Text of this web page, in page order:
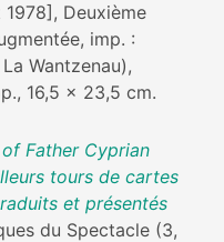
Deuxième
imp. :
Wantzenau),
16,5 x 23,5 cm.
Father Cyprian
tours de cartes
et présentés
du Spectacle (3,